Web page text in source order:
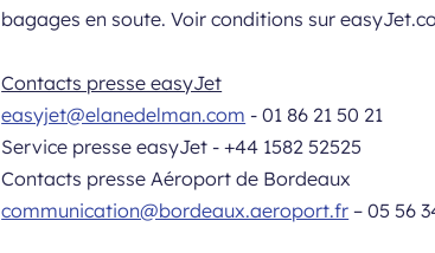
bagages en soute. Voir conditions sur
Contacts presse easyJet
easyjet@elanedelman.com - 01 86 21 50 21
Service presse easyJet - +44 1582 52525
Contacts presse Aéroport de Bordeaux
communication@bordeaux.aeroport.fr – 05 56